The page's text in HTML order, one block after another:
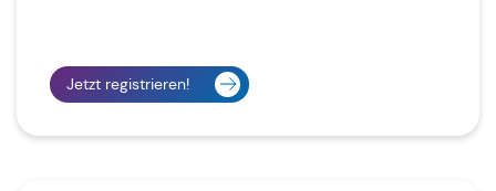
Jetzt registrieren!